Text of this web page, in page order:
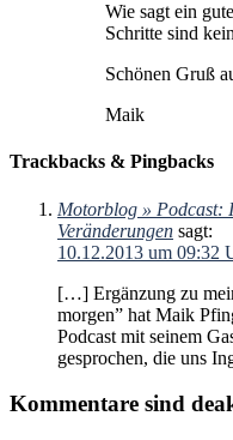
Wie sagt ein
Schritte sind
Schönen Gruß
Maik
Trackbacks & Pingbacks
Motorblog » Podcast:
Veränderungen sagt:
10.12.2013 um 09:32
[…] Ergänzung zu
morgen” hat Maik
Podcast mit seinem
gesprochen, die uns
Kommentare sind